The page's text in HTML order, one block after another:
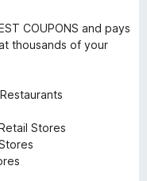
COUPONS and pays
thousands of your
Stores